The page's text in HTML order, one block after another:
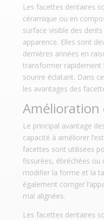
Les facettes dentaires
céramique ou en
surface visible des
apparence. Elles sont
dernières années en
transformer rapidement
sourire éclatant. Dans
les avantages des
Le principal avantage
capacité à améliorer
facettes sont utilisées
fissurées, ébréchées
modifier la forme et la
également corriger
mal alignées.
Les facettes dentaires